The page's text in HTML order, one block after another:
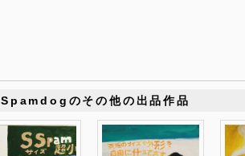
Spamdogのその他の出品作品